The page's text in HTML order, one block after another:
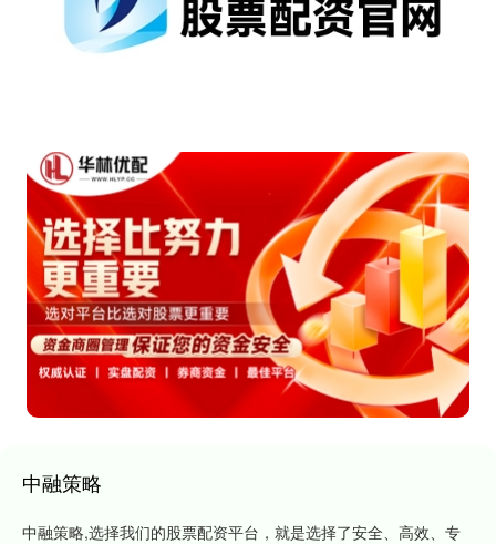
中融策略
中融策略,选择我们的股票配资平台，就是选择了安全、高效、专